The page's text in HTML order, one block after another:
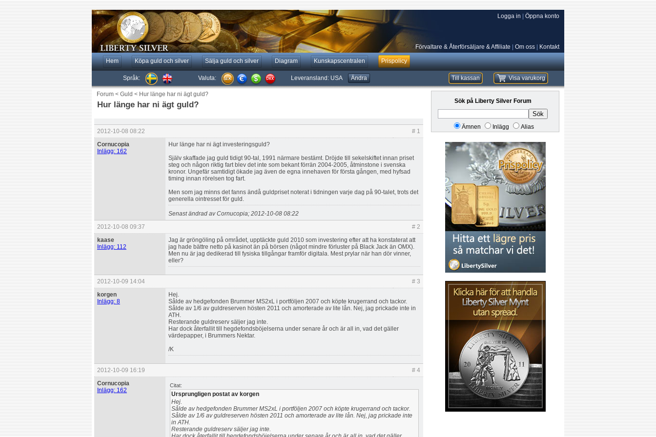
Logga in Öppna konto
Förvaltare & Återförsäljare & Affiliate Om oss Kontakt
Hem Köpa guld och silver Sälja guld och silver Diagram Kunskapscentralen Prispolicy
Språk: Valuta: Leveransland: USA Ändra Visa varukorg
Till kassan
Forum < Guld < Hur länge har ni ägt guld?
Hur länge har ni ägt guld?
2012-10-08 08:22
# 1
Cornucopia
Inlägg: 162
Hur länge har ni ägt investeringsguld?
Själv skaffade jag guld tidigt 90-tal, 1991 närmare bestämt. Dröjde till sekelskiftet innan priset
steg och någon riktig fart blev det inte som bekant förrän 2004-2005, åtminstone i svenska
kronor. Ungefär samtidigt ökade jag även de egna innehaven för första gången, med hyfsad
timing innan rörelsen tog fart.
Men som jag minns det fanns ändå guldpriset noterat i tidningen varje dag på 90-talet, trots det
generella ointresset för guld.
Senast ändrad av Cornucopia; 2012-10-08 08:22
2012-10-08 09:37
# 2
kaase
Inlägg: 112
Jag är gröngöling på området, upptäckte guld 2010 som investering efter att ha konstaterat att
jag hade bättre netto på kasinot än på börsen (något mindre förluster på Black Jack än OMX).
Men nu är jag dedikerad till fysiska tillgångar framför digitala. Mest prylar när han dör vinner,
eller?
2012-10-09 14:04
# 3
korgen
Inlägg: 8
Hej.
Sålde av hedgefonden Brummer MS2xL i portföljen 2007 och köpte krugerrand och tackor.
Sålde av 1/6 av guldreserven hösten 2011 och amorterade av lite lån. Nej, jag prickade inte in
ATH.
Resterande guldreserv säljer jag inte.
Har dock återfallit till hegdefondsböjelserna under senare år och är all in, vad det gäller
värdepapper, i Brummers Nektar.
/K
2012-10-09 16:19
# 4
Cornucopia
Inlägg: 162
Citat:
Ursprungligen postat av korgen
Hej.
Sålde av hedgefonden Brummer MS2xL i portföljen 2007 och köpte krugerrand och tackor.
Sålde av 1/6 av guldreserven hösten 2011 och amorterade av lite lån. Nej, jag prickade inte
in ATH.
Resterande guldreserv säljer jag inte.
Sök på Liberty Silver Forum
Sök
Ämnen Inlägg Alias